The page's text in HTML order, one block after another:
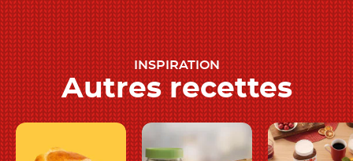
INSPIRATION
Autres recettes